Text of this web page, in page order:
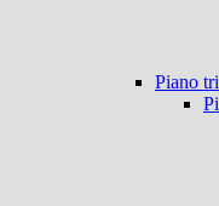
Piano